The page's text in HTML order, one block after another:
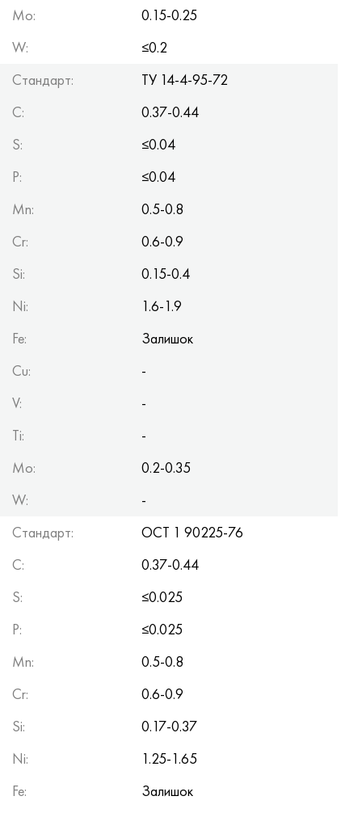
Mo:
0.15-0.25
W:
≤0.2
Стандарт:
TУ 14-4-95-72
C:
0.37-0.44
S:
≤0.04
P:
≤0.04
Mn:
0.5-0.8
Cr:
0.6-0.9
Si:
0.15-0.4
Ni:
1.6-1.9
Fe:
Залишок
Cu:
-
V:
-
Ti:
-
Mo:
0.2-0.35
W:
-
Стандарт:
ОСТ 1 90225-76
C:
0.37-0.44
S:
≤0.025
P:
≤0.025
Mn:
0.5-0.8
Cr:
0.6-0.9
Si:
0.17-0.37
Ni:
1.25-1.65
Fe:
Залишок